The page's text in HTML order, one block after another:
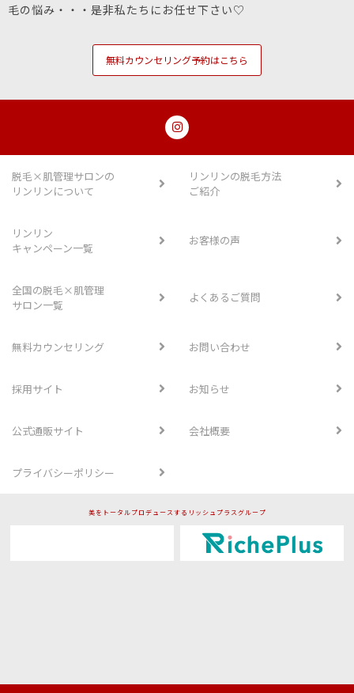
毛の悩み・・・是非私たちにお任せ下さい♡
無料カウンセリング予約はこちら
脱毛×肌管理サロンの
リンリンについて
リンリンの脱毛方法
ご紹介
リンリン
キャンペーン一覧
お客様の声
全国の脱毛×肌管理
サロン一覧
よくあるご質問
無料カウンセリング お問い合わせ
採用サイト お知らせ
公式通販サイト 会社概要
プライバシーポリシー
美をトータルプロデュースするリッシュプラスグループ